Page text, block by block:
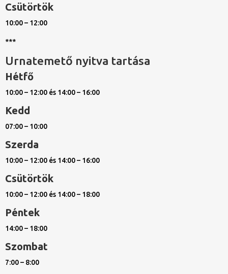
Csütörtök
10:00 – 12:00
***
Urnatemető nyitva tartása
Hétfő
10:00 – 12:00 és 14:00 – 16:00
Kedd
07:00 – 10:00
Szerda
10:00 – 12:00 és 14:00 – 16:00
Csütörtök
10:00 – 12:00 és 14:00 – 18:00
Péntek
14:00 – 18:00
Szombat
7:00 – 8:00